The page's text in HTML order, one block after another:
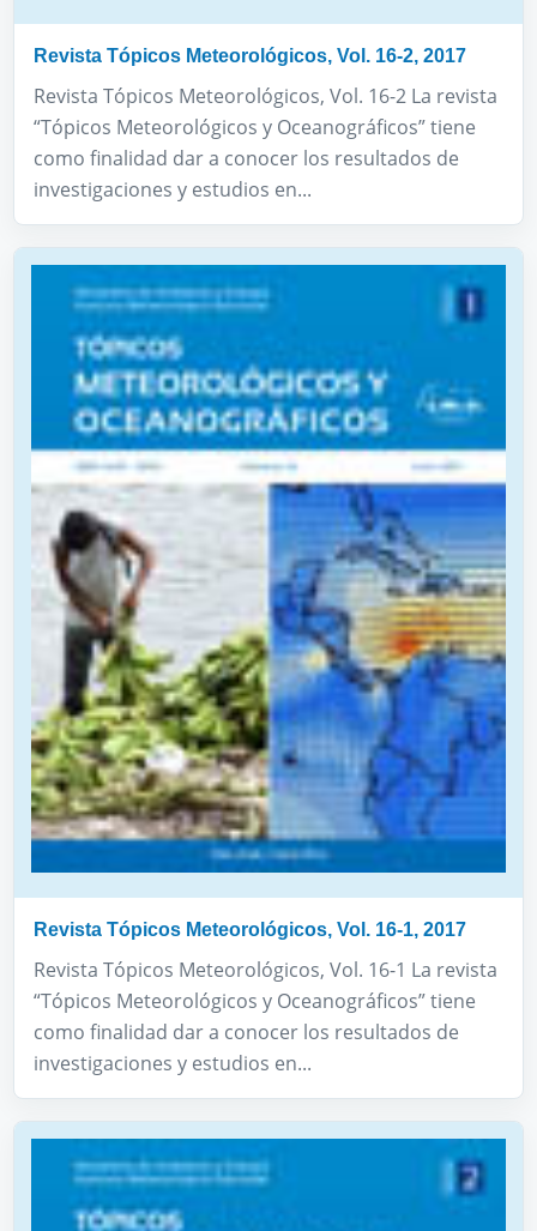
Revista Tópicos Meteorológicos, Vol. 16-2, 2017
Revista Tópicos Meteorológicos, Vol. 16-2 La revista
“Tópicos Meteorológicos y Oceanográficos” tiene
como finalidad dar a conocer los resultados de
investigaciones y estudios en...
Revista Tópicos Meteorológicos, Vol. 16-1, 2017
Revista Tópicos Meteorológicos, Vol. 16-1 La revista
“Tópicos Meteorológicos y Oceanográficos” tiene
como finalidad dar a conocer los resultados de
investigaciones y estudios en...